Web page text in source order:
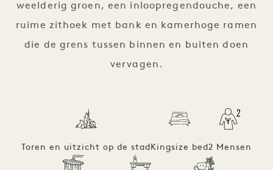
weelderig groen, een inloopregendouche, een
ruime zithoek met bank en kamerhoge ramen
die de grens tussen binnen en buiten doen
vervagen.
Toren en uitzicht op de stad Kingsize bed 2 Mensen